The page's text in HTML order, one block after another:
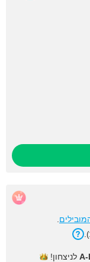
A- לניצחון!